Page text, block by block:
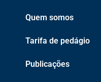
Quem somos
Tarifa de pedágio
Publicações